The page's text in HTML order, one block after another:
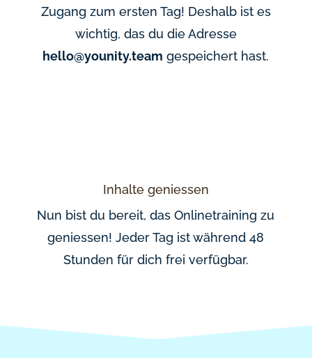
Zugang zum ersten Tag! Deshalb ist es
wichtig, das du die Adresse
hello@younity.team gespeichert hast.
Inhalte geniessen
Nun bist du bereit, das Onlinetraining zu
geniessen! Jeder Tag ist während 48
Stunden für dich frei verfügbar.